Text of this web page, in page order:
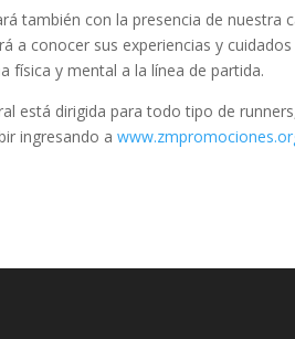
también con la presencia de nuestra
a conocer sus experiencias y
física y mental a la línea de partida.
está dirigida para todo tipo de
ingresando a